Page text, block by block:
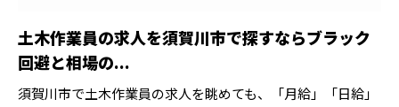
土木作業員の求人を須賀川市で探すならブラック
回避と相場の...
須賀川市で土木作業員の求人を眺めても、「月給」「日給」